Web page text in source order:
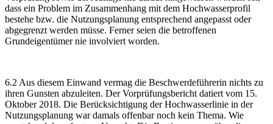
dass ein Problem im Zusammenhang mit dem Hochwasserprofil
bestehe bzw. die Nutzungsplanung entsprechend angepasst oder
abgegrenzt werden müsse. Ferner seien die betroffenen
Grundeigentümer nie involviert worden.
6.2 Aus diesem Einwand vermag die Beschwerdeführerin nichts zu
ihren Gunsten abzuleiten. Der Vorprüfungsbericht datiert vom 15.
Oktober 2018. Die Berücksichtigung der Hochwasserlinie in der
Nutzungsplanung war damals offenbar noch kein Thema. Wie